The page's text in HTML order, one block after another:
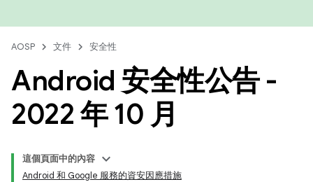
AOSP 文件 安全性
Android 安全性公告 -
2022 年 10 月
這個頁面中的內容
Android 和 Google 服務的資安因應措施